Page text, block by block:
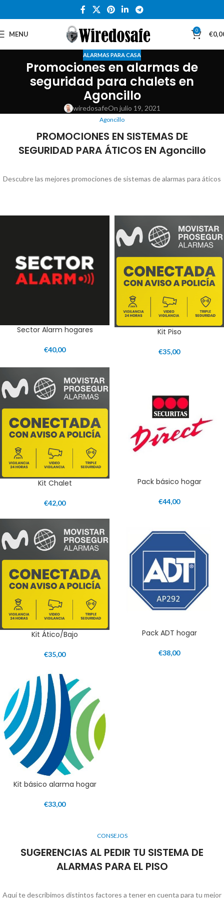
MENU 0 €
ALARMAS PARA CASA
Promociones en alarmas de
seguridad para chalets en
Agoncillo
wiredosafeOn julio 19, 2021
Agoncillo
PROMOCIONES EN SISTEMAS DE
SEGURIDAD PARA ÁTICOS EN Agoncillo
Descubre las mejores promociones de sistemas de alarmas para áticos
Sector Alarm hogares
€40,00
Kit Piso
€35,00
Kit Chalet
€42,00
Pack básico hogar
€44,00
Kit Ático/Bajo
€35,00
Pack ADT hogar
€38,00
Kit básico alarma hogar
€33,00
CONSEJOS
SUGERENCIAS AL PEDIR TU SISTEMA DE
ALARMAS PARA EL PISO
Aquí te describimos distintos factores a tener en cuenta para tu mejor